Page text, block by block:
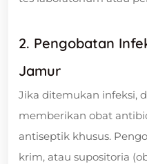
2. Pengobatan
Jamur
Jika ditemukan infeksi,
memberikan obat
antiseptik khusus.
krim, atau supositoria